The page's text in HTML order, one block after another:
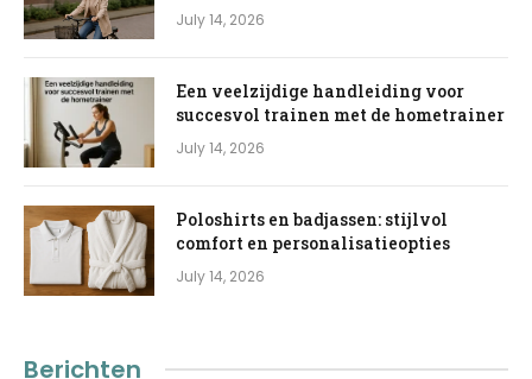
July 14, 2026
Een veelzijdige handleiding voor
succesvol trainen met de hometrainer
July 14, 2026
Poloshirts en badjassen: stijlvol
comfort en personalisatieopties
July 14, 2026
Berichten